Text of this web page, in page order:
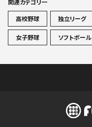
関連カテゴリ一
高校野球
独立リーグ
女子野球 ソフトボール